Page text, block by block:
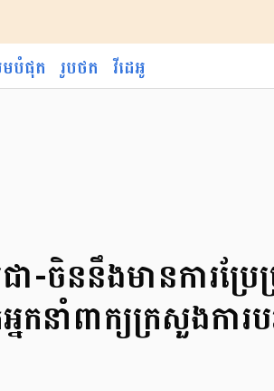
បំផុត រូបថត វីដេអូ
ា-ចិននឹងមានការប្
នាំពាក្យក្រសួងការ